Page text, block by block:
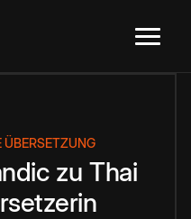
ÜBERSETZUNG
zu Thai